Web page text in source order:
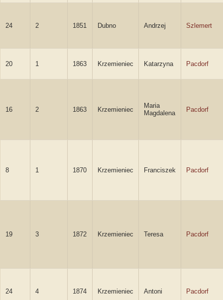
24 2 1851 Dubno Andrzej Szlemert
20 1 1863 Krzemieniec Katarzyna Pacdorf
16 2 1863 Krzemieniec
Maria
Magdalena
Pacdorf
8 1 1870 Krzemieniec Franciszek Pacdorf
19 3 1872 Krzemieniec Teresa Pacdorf
24 4 1874 Krzemieniec Antoni Pacdorf